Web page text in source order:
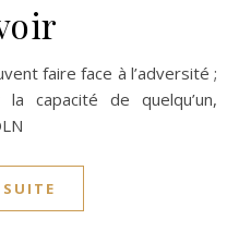
capacité de quelqu’un,